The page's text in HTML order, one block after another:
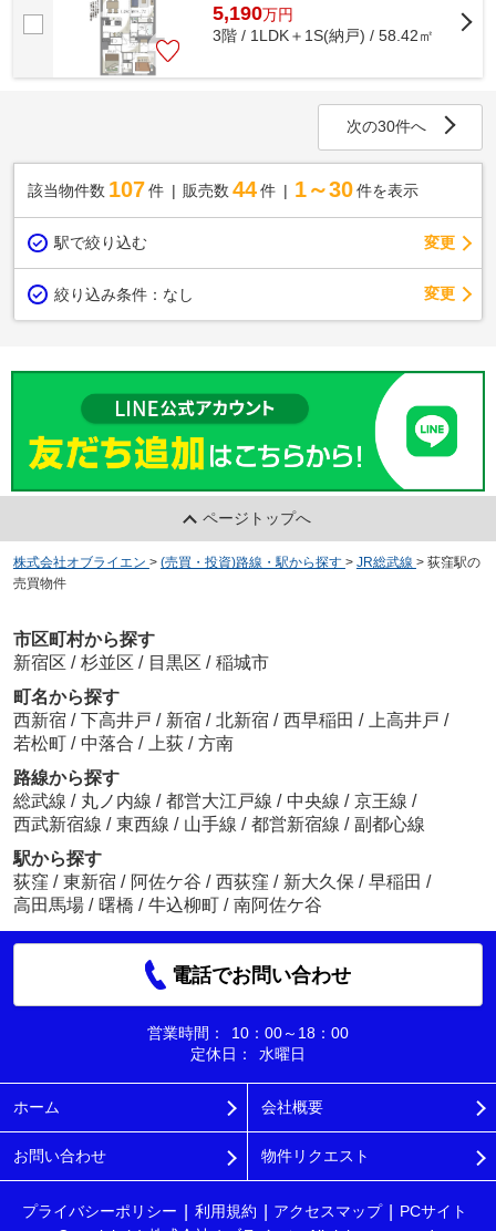
5,190万円
3階 / 1LDK＋1S(納戸) / 58.42㎡
次の30件へ
該当物件数 107件 販売数 44 件 1～30 件を表示
駅で絞り込む 変更
絞り込み条件： なし 変更
ページトップへ
株式会社オブライエン > (売買・投資)路線・駅から探す > JR総武線 > 荻窪駅の
売買物件
市区町村から探す
新宿区 / 杉並区 / 目黒区 / 稲城市
町名から探す
西新宿 / 下高井戸 / 新宿 / 北新宿 / 西早稲田 / 上高井戸 /
若松町 / 中落合 / 上荻 / 方南
路線から探す
総武線 / 丸ノ内線 / 都営大江戸線 / 中央線 / 京王線 /
西武新宿線 / 東西線 / 山手線 / 都営新宿線 / 副都心線
駅から探す
荻窪 / 東新宿 / 阿佐ケ谷 / 西荻窪 / 新大久保 / 早稲田 /
高田馬場 / 曙橋 / 牛込柳町 / 南阿佐ケ谷
電話でお問い合わせ
営業時間：
10：00～18：00
定休日：
水曜日
ホーム 会社概要
お問い合わせ 物件リクエスト
プライバシーポリシー 利用規約 アクセスマップ
PCサイト